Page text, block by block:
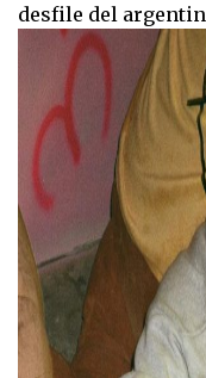
desfile del